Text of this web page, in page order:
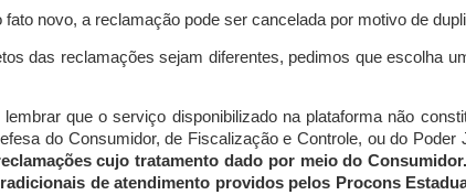
fato novo, a reclamação pode ser cancelada por motivo de
das reclamações sejam diferentes, pedimos que escolha
lembrar que o serviço disponibilizado na plataforma não
do Consumidor, de Fiscalização e Controle, ou do
cujo tratamento dado por meio do
de atendimento providos pelos Procons